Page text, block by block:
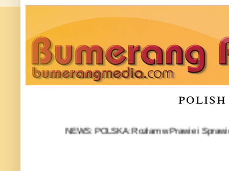
NEWS: POLSKA: Rozłam w Prawie i